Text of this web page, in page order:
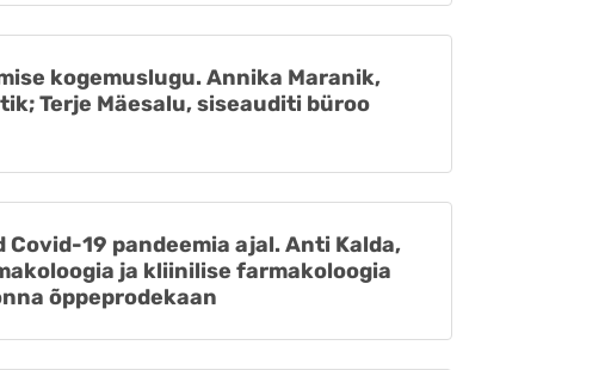
kogemuslugu. Annika Maranik,
Terje Mäesalu, siseauditi büroo
19 pandeemia ajal. Anti Kalda,
ja kliinilise farmakoloogia
õppeprodekaan